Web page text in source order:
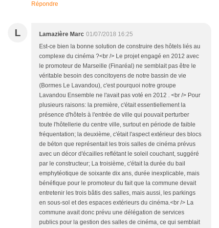
Répondre
L Lamazière Marc 01/07/2018 16:25
Est-ce bien la bonne solution de construire des hôtels liés au
complexe du cinéma ?<br /> Le projet engagé en 2012 avec
le promoteur de Marseille (Finaréal) ne semblait pas être le
véritable besoin des concitoyens de notre bassin de vie
(Bormes Le Lavandou), c'est pourquoi notre groupe
Lavandou Ensemble ne l'avait pas voté en 2012 . <br /> Pour
plusieurs raisons: la première, c'était essentiellement la
présence d'hôtels à l'entrée de ville qui pouvait perturber
toute l'hôtellerie du centre ville, surtout en période de faible
fréquentation; la deuxième, c'était l'aspect extérieur des blocs
de béton que représentait les trois salles de cinéma prévus
avec un décor d'écailles reflétant le soleil couchant, suggéré
par le constructeur; La troisième, c'était la durée du bail
emphytéotique de soixante dix ans, durée inexplicable, mais
bénéfique pour le promoteur du fait que la commune devait
entretenir les trois bâtis des salles, mais aussi, les parkings
en sous-sol et des espaces extérieurs du cinéma.<br /> La
commune avait donc prévu une délégation de services
publics pour la gestion des salles de cinéma, ce qui semblait